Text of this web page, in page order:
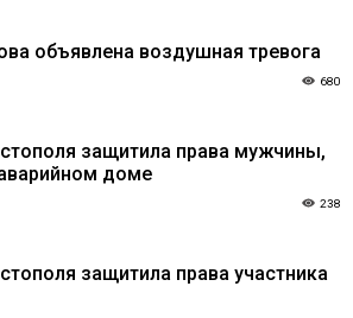
объявлена воздушная тревога
680
защитила права мужчины,
доме
238
защитила права участника